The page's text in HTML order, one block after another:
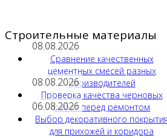
Строительные материалы
08.08.2026
Сравнение качественных
цементных смесей разных
производителей
08.08.2026
Проверка качества черновых
работ перед ремонтом
06.08.2026
Выбор декоративного покрытия
для прихожей и коридора